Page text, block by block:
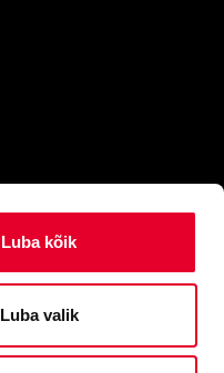
Luba kõik
Luba valik